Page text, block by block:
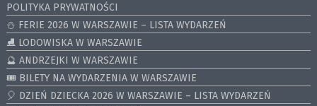
POLITYKA PRYWATNOŚCI
⛄️ FERIE 2026 W WARSZAWIE – LISTA WYDARZEŃ
⛸ LODOWISKA W WARSZAWIE
🔮 ANDRZEJKI W WARSZAWIE
🎟️ BILETY NA WYDARZENIA W WARSZAWIE
🎈 DZIEŃ DZIECKA 2026 W WARSZAWIE – LISTA WYDARZEŃ